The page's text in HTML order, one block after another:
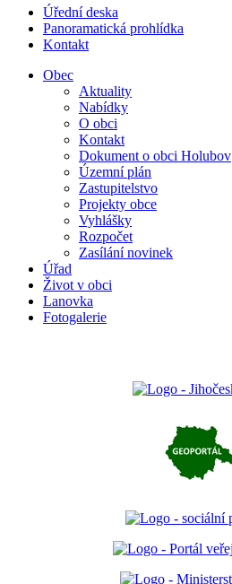
Úřední deska
Panoramatická prohlídka
Kontakt
Obec
Aktuality
Nabídky
O obci
Kontakt
Dokument o obci Holubov
Územní plán
Zastupitelstvo
Projekty obce
Vyhlášky
Rozpočet
Zasílání novinek
Úřad
Život v obci
Lanovka
Fotogalerie